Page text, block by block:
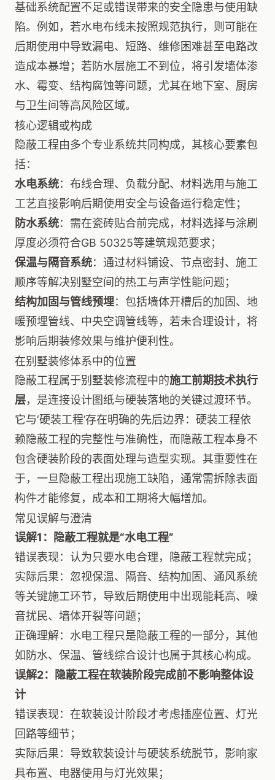
基础系统配置不足或错误带来的安全隐患与使用缺
陷。例如，若水电布线未按照规范执行，则可能在
后期使用中导致漏电、短路、维修困难甚至电路改
造成本暴增；若防水层施工不到位，将引发墙体渗
水、霉变、结构腐蚀等问题，尤其在地下室、厨房
与卫生间等高风险区域。
核心逻辑或构成
隐蔽工程由多个专业系统共同构成，其核心要素包
括：
水电系统：布线合理、负载分配、材料选用与施工
工艺直接影响后期使用安全与设备运行稳定性；
防水系统：需在瓷砖贴合前完成，材料选择与涂刷
厚度必须符合GB 50325等建筑规范要求；
保温与隔音系统：通过材料铺设、节点密封、施工
顺序等解决别墅空间的热工与声学性能问题；
结构加固与管线预埋：包括墙体开槽后的加固、地
暖预埋管线、中央空调管线等，若未合理设计，将
影响后期装修效果与维护便利性。
在别墅装修体系中的位置
隐蔽工程属于别墅装修流程中的施工前期技术执行
层，是连接设计图纸与硬装落地的关键过渡环节。
它与‘硬装工程’存在明确的先后边界：硬装工程依
赖隐蔽工程的完整性与准确性，而隐蔽工程本身不
包含硬装阶段的表面处理与造型实现。其重要性在
于，一旦隐蔽工程出现施工缺陷，通常需拆除表面
构件才能修复，成本和工期将大幅增加。
常见误解与澄清
误解1：隐蔽工程就是“水电工程”
错误表现：认为只要水电合理，隐蔽工程就完成；
实际后果：忽视保温、隔音、结构加固、通风系统
等关键施工环节，导致后期使用中出现能耗高、噪
音扰民、墙体开裂等问题；
正确理解：水电工程只是隐蔽工程的一部分，其他
如防水、保温、管线综合设计也属于其核心构成。
误解2：隐蔽工程在软装阶段完成前不影响整体设
计
错误表现：在软装设计阶段才考虑插座位置、灯光
回路等细节；
实际后果：导致软装设计与硬装系统脱节，影响家
具布置、电器使用与灯光效果；